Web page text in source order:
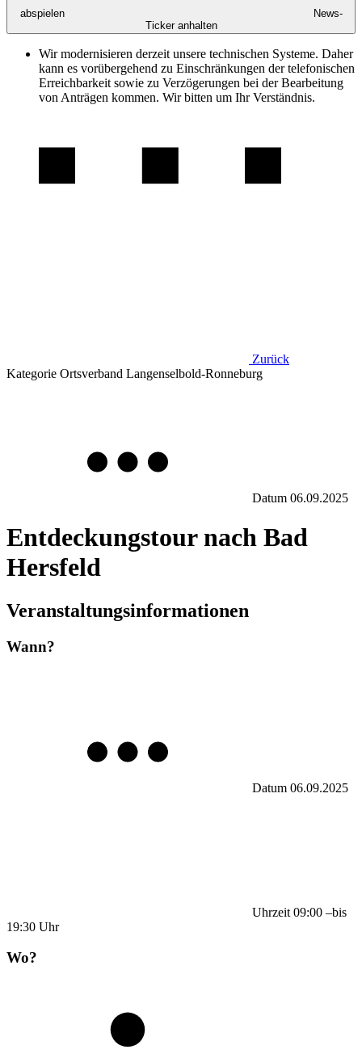
abspielen
News-
Ticker anhalten
Wir modernisieren derzeit unsere technischen Systeme. Daher
kann es vorübergehend zu Einschränkungen der telefonischen
Erreichbarkeit sowie zu Verzögerungen bei der Bearbeitung
von Anträgen kommen. Wir bitten um Ihr Verständnis.
Zurück
Kategorie Ortsverband Langenselbold-Ronneburg
Datum 06.09.2025
Entdeckungstour nach Bad
Hersfeld
Veranstaltungsinformationen
Wann?
Datum 06.09.2025
Uhrzeit 09:00 –bis
19:30 Uhr
Wo?